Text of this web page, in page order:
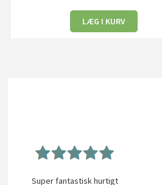
LÆG I KURV
Super fantastisk hurtigt